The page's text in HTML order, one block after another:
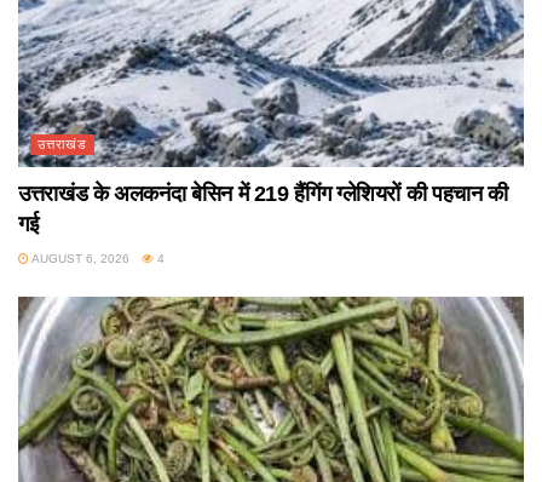
उत्तराखंड
उत्तराखंड के अलकनंदा बेसिन में 219 हैंगिंग ग्लेशियरों की पहचान की
गई
AUGUST 6, 2026 4